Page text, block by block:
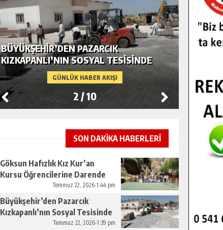
GÜNLÜK HABER AKIŞI
BÜYÜKŞEHIR’DEN PAZARCIK
KIZKAPANLI’NIN SOSYAL TESISINDE
ÇEVRE DÜZENLEMESI.
2 /10
SON DAKİKA HABERLERİ
Göksun Hafızlık Kız Kur’an
Kursu Öğrencilerine Darende
Temmuz 22, 2026-1:44 pm
Büyükşehir’den Pazarcık
Kızkapanlı’nın Sosyal Tesisinde
Çevre Düzenlemesi.Temmuz 22, 2026-1:39 pm